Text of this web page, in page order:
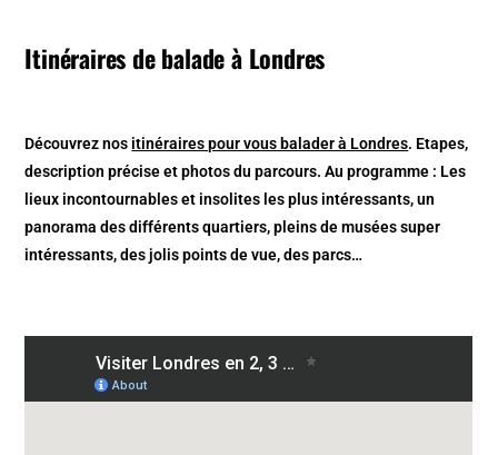
Itinéraires de balade à Londres
Découvrez nos itinéraires pour vous balader à Londres. Etapes,
description précise et photos du parcours. Au programme : Les
lieux incontournables et insolites les plus intéressants, un
panorama des différents quartiers, pleins de musées super
intéressants, des jolis points de vue, des parcs…